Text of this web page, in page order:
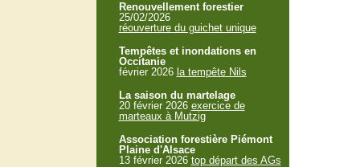
Renouvellement forestier
25/02/2026
réouverture du guichet unique
Tempêtes et inondations en
Occitanie
février 2026 la tempête Nils
La saison du martelage
20 février 2026 exercice de
marteaux à Mutzig
Association forestière Piémont
Plaine d'Alsace
13 février 2026 top départ des AGs